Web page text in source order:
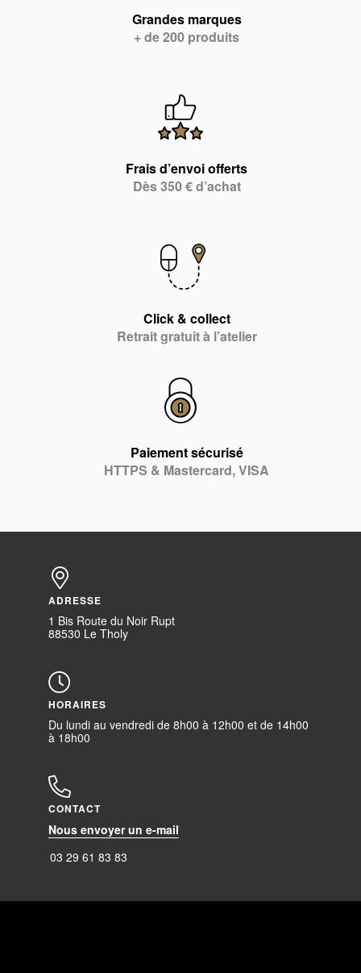
Grandes marques
+ de 200 produits
Frais d’envoi offerts
Dès 350 € d’achat
Click & collect
Retrait gratuit à l’atelier
Paiement sécurisé
HTTPS & Mastercard, VISA
ADRESSE
1 Bis Route du Noir Rupt
88530 Le Tholy
HORAIRES
Du lundi au vendredi de 8h00 à 12h00 et de 14h00
à 18h00
CONTACT
Nous envoyer un e-mail
03 29 61 83 83